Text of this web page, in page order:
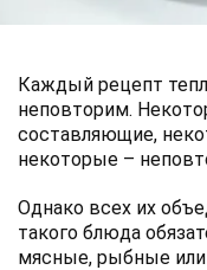
Каждый рецепт
неповторим.
составляющие,
некоторые –
Однако всех их
такого блюда
мясные, рыбные